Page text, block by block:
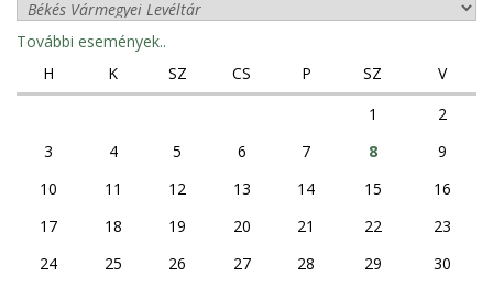
További események..
H
K SZ CS P SZ
V
1
2
3
4 5 6 7 8
9
10
11 12 13 14 15
16
17
18 19 20 21 22
23
24
25 26 27 28 29
30